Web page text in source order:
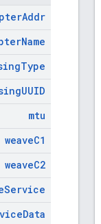
Addr
Name
Type
UUID
mtu
weaveC1
weaveC2
Service
Data